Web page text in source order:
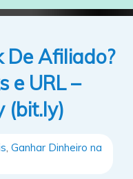
De Afiliado?
e URL –
(bit.ly)
Ganhar Dinheiro na